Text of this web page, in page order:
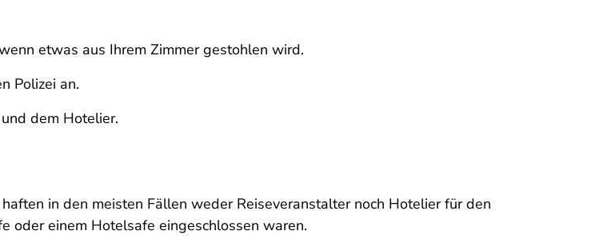
etwas aus Ihrem Zimmer gestohlen wird.
Polizei an.
dem Hotelier.
in den meisten Fällen weder Reiseveranstalter noch Hotelier für den
oder einem Hotelsafe eingeschlossen waren.